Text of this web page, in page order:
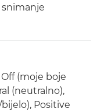
(moje boje
(neutralno),
Positive